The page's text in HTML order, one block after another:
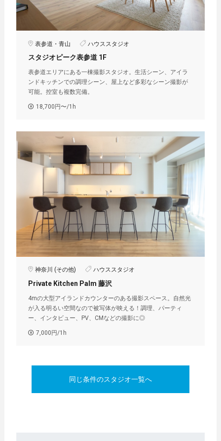
表参道・青山 ハウススタジオ
スタジオピーク表参道 1F
表参道エリアにある一棟撮影スタジオ。生活シーン、アイラ
ンドキッチンでの調理シーン、屋上など多彩なシーン撮影が
可能。控室も複数完備。
18,700円〜/1h
神奈川 (その他) ハウススタジオ
Private Kitchen Palm 藤沢
4mの大型アイランドカウンターのある撮影スペース。自然光
が入る明るい空間なので被写体が映える！調理、パーティ
ー、インタビュー、PV、CMなどの撮影に◎
7,000円/1h
同じ条件のスタジオ一覧へ